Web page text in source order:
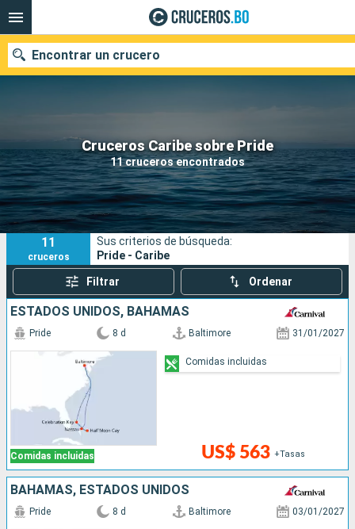
Cruceros Caribe sobre Pride
11 cruceros encontrados
Encontrar un crucero
Nuestros destinos
Fecha de salida
Puertos Compañías
11
cruceros
Sus criterios de búsqueda:
Pride - Caribe
Filtrar Ordenar
ESTADOS UNIDOS, BAHAMAS
Comidas incluidas
Pride 8 d Baltimore 31/01/2027
US$ 563 +Tasas
Comidas incluidas
BAHAMAS, ESTADOS UNIDOS
Pride 8 d Baltimore 03/01/2027